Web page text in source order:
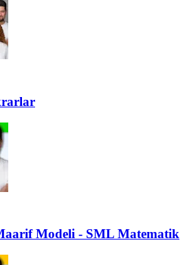
Modeli - SML Matematik